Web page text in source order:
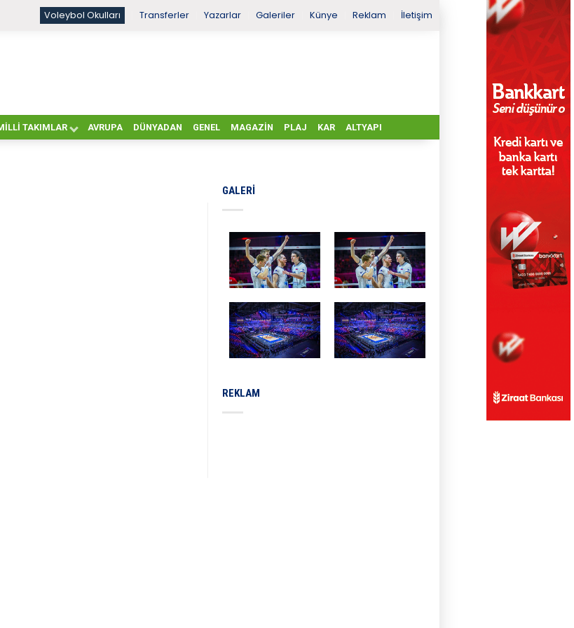
Voleybol Okulları Transferler Yazarlar Galeriler Künye Reklam İletişim
TAKIMLAR AVRUPA DÜNYADAN GENEL MAGAZIN PLAJ KAR ALTYAPI
GALERI
REKLAM